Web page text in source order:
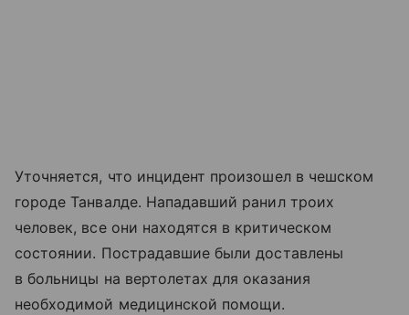
Уточняется, что инцидент произошел в чешском
городе Танвалде. Нападавший ранил троих
человек, все они находятся в критическом
состоянии. Пострадавшие были доставлены
в больницы на вертолетах для оказания
необходимой медицинской помощи.